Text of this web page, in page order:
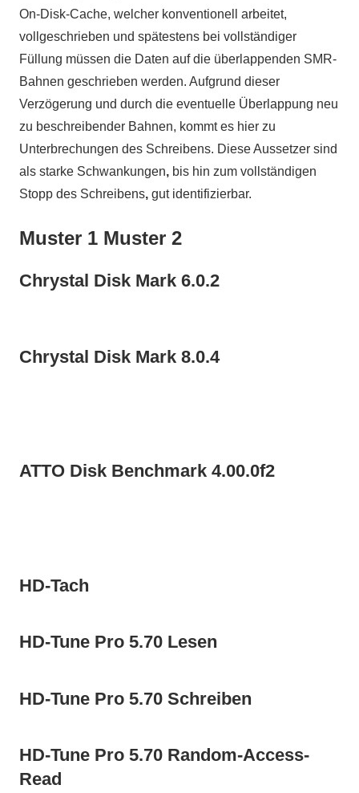
On-Disk-Cache, welcher konventionell arbeitet,
vollgeschrieben und spätestens bei vollständiger
Füllung müssen die Daten auf die überlappenden SMR-
Bahnen geschrieben werden. Aufgrund dieser
Verzögerung und durch die eventuelle Überlappung neu
zu beschreibender Bahnen, kommt es hier zu
Unterbrechungen des Schreibens. Diese Aussetzer sind
als starke Schwankungen, bis hin zum vollständigen
Stopp des Schreibens, gut identifizierbar.
Muster 1 Muster 2
Chrystal Disk Mark 6.0.2
Chrystal Disk Mark 8.0.4
ATTO Disk Benchmark 4.00.0f2
HD-Tach
HD-Tune Pro 5.70 Lesen
HD-Tune Pro 5.70 Schreiben
HD-Tune Pro 5.70 Random-Access-
Read